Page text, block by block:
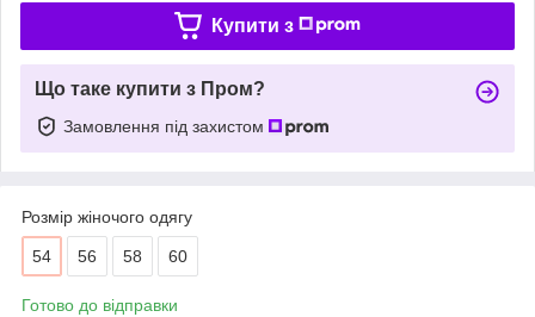
Купити з
Що таке купити з Пром?
Замовлення під захистом
Розмір жіночого одягу
54 56 58 60
Готово до відправки